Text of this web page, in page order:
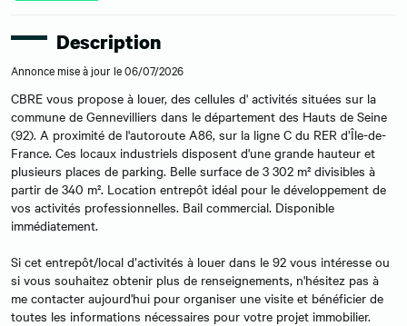
Description
Annonce mise à jour le 06/07/2026
CBRE vous propose à louer, des cellules d' activités situées sur la
commune de Gennevilliers dans le département des Hauts de Seine
(92). A proximité de l'autoroute A86, sur la ligne C du RER d’Île-de-
France. Ces locaux industriels disposent d'une grande hauteur et
plusieurs places de parking. Belle surface de 3 302 m² divisibles à
partir de 340 m². Location entrepôt idéal pour le développement de
vos activités professionnelles. Bail commercial. Disponible
immédiatement.
Si cet entrepôt/local d’activités à louer dans le 92 vous intéresse ou
si vous souhaitez obtenir plus de renseignements, n'hésitez pas à
me contacter aujourd'hui pour organiser une visite et bénéficier de
toutes les informations nécessaires pour votre projet immobilier.